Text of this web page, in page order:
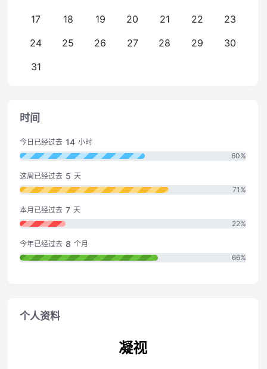
17
18 19 20 21 22
23
24
25 26 27 28 29
30
31
时间
今日已经过去 14 小时
60%
这周已经过去 5 天
71%
本月已经过去 7 天
22%
今年已经过去 8 个月
66%
个人资料
凝视